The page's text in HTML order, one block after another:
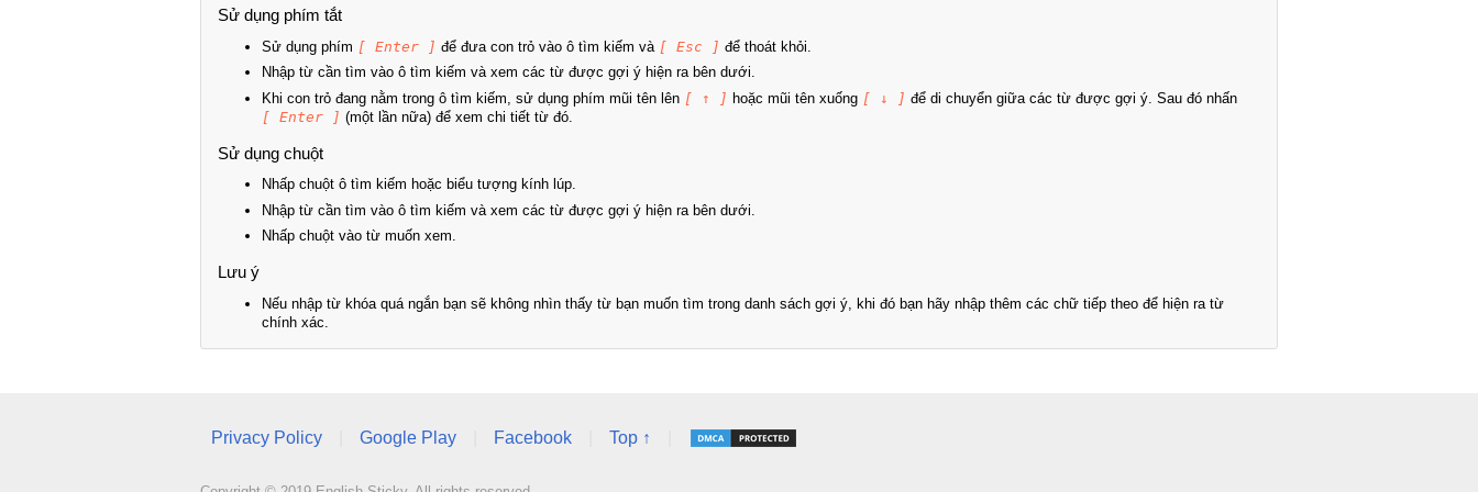
Sử dụng phím tắt
Sử dụng phím [ Enter ] để đưa con trỏ vào ô tìm kiếm và [ Esc ] để thoát khỏi.
Nhập từ cần tìm vào ô tìm kiếm và xem các từ được gợi ý hiện ra bên dưới.
Khi con trỏ đang nằm trong ô tìm kiếm, sử dụng phím mũi tên lên [ ↑ ] hoặc mũi tên xuống [ ↓ ] để di chuyển giữa các từ được gợi ý. Sau đó nhấn
[ Enter ] (một lần nữa) để xem chi tiết từ đó.
Sử dụng chuột
Nhấp chuột ô tìm kiếm hoặc biểu tượng kính lúp.
Nhập từ cần tìm vào ô tìm kiếm và xem các từ được gợi ý hiện ra bên dưới.
Nhấp chuột vào từ muốn xem.
Lưu ý
Nếu nhập từ khóa quá ngắn bạn sẽ không nhìn thấy từ bạn muốn tìm trong danh sách gợi ý, khi đó bạn hãy nhập thêm các chữ tiếp theo để hiện ra từ
chính xác.
Privacy Policy Google Play Facebook Top ↑